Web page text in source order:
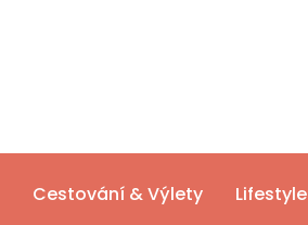
Cestování & Výlety Lifestyle